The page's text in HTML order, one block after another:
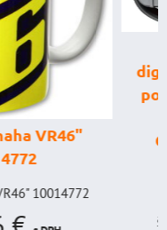
štartovací
digitálnym
power banka,
GENIUS BOOST
štartovací box s